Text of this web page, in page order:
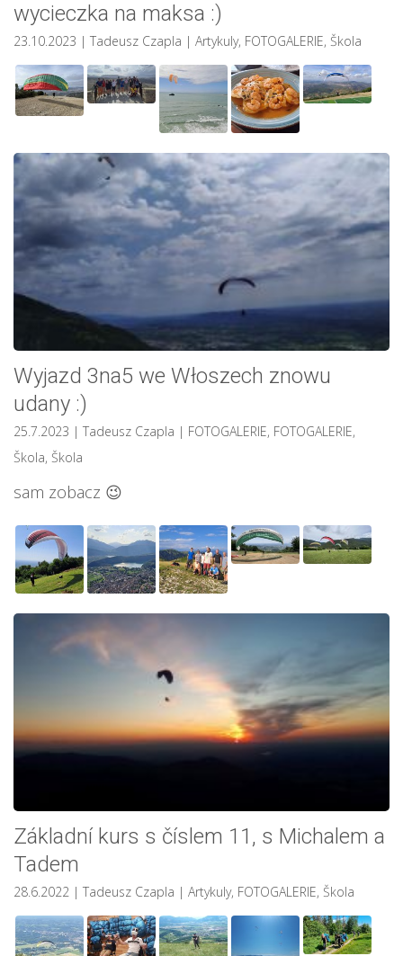
wycieczka na maksa :)
23.10.2023 | Tadeusz Czapla | Artykuly, FOTOGALERIE, Škola
Wyjazd 3na5 we Włoszech znowu
udany :)
25.7.2023 | Tadeusz Czapla | FOTOGALERIE, FOTOGALERIE,
Škola, Škola
sam zobacz 😉
Základní kurs s číslem 11, s Michalem a
Tadem
28.6.2022 | Tadeusz Czapla | Artykuly, FOTOGALERIE, Škola